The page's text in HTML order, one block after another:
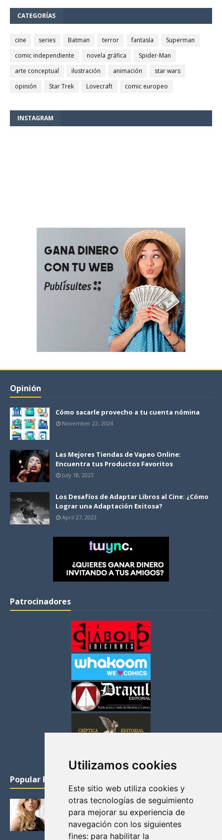
Utilizamos cookies
Este sitio web utiliza cookies y
otras tecnologías de seguimiento
para mejorar su experiencia de
navegación con los siguientes
fines: para habilitar la
CATEGORÍAS
cine series Batman terror fantasía
Superman
comic independiente
novela gráfica
Spider-Man
arte conceptual
ilustración animación
star wars
opinión
Star Trek Lovecraft comic europeo
INSTAGRAM
Opinión
Cómo sacarle provecho a tu cuenta nómina
November 22, 2024
Las Mejores Tiendas de Vapeo Online:
Encuentra tus Productos Favoritos
July 18, 2023
Los Desafíos de Adaptar Libros al Cine: ¿Cómo
Lograr una Adaptación Exitosa?
April 27, 2023
Patrocinadores
Popular Posts
KATHERYN WINNICK: LA ACTRIZ MAS GUAPA DE
VIKINGOS
Junio 14, 2013